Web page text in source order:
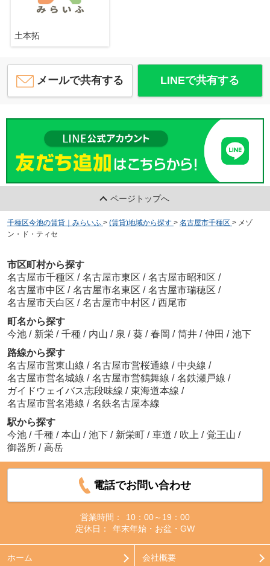
土本拓
メールで共有する LINEで共有する
ページトップへ
千種区今池の賃貸｜みらいふ > (賃貸)地域から探す > 名古屋市千種区 > メゾ
ン・ド・ティセ
市区町村から探す
名古屋市千種区 / 名古屋市東区 / 名古屋市昭和区 /
名古屋市中区 / 名古屋市名東区 / 名古屋市瑞穂区 /
名古屋市天白区 / 名古屋市中村区 / 西尾市
町名から探す
今池 / 新栄 / 千種 / 内山 / 泉 / 葵 / 春岡 / 筒井 / 仲田 / 池下
路線から探す
名古屋市営東山線 / 名古屋市営桜通線 / 中央線 /
名古屋市営名城線 / 名古屋市営鶴舞線 / 名鉄瀬戸線 /
ガイドウェイバス志段味線 / 東海道本線 /
名古屋市営名港線 / 名鉄名古屋本線
駅から探す
今池 / 千種 / 本山 / 池下 / 新栄町 / 車道 / 吹上 / 覚王山 /
御器所 / 高岳
電話でお問い合わせ
営業時間：
10：00～19：00
定休日：
年末年始・お盆・GW
ホーム 会社概要